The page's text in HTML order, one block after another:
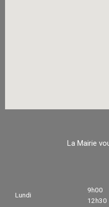
La Mairie
Lundi
9h00
12h30